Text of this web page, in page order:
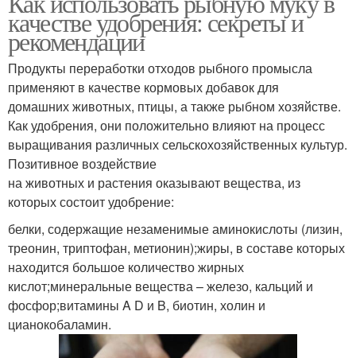
качестве удобрения: секреты и
рекомендации
Продукты переработки отходов рыбного промысла
применяют в качестве кормовых добавок для
домашних животных, птицы, а также рыбном хозяйстве.
Как удобрения, они положительно влияют на процесс
выращивания различных сельскохозяйственных культур.
Позитивное воздействие
на животных и растения оказывают вещества, из
которых состоит удобрение:
белки, содержащие незаменимые аминокислоты (лизин,
треонин, триптофан, метионин);жиры, в составе которых
находится большое количество жирных
кислот;минеральные вещества – железо, кальций и
фосфор;витамины A D и B, биотин, холин и
цианокобаламин.